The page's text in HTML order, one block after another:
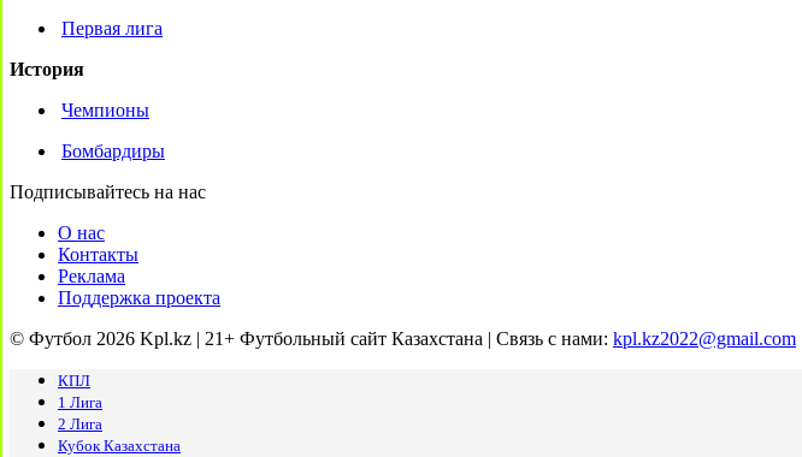
Первая лига
История
Чемпионы
Бомбардиры
Подписывайтесь на нас
О нас
Контакты
Реклама
Поддержка проекта
© Футбол 2026 Kpl.kz | 21+ Футбольный сайт Казахстана | Связь с нами: kpl.kz2022@gmail.com
КПЛ
1 Лига
2 Лига
Кубок Казахстана